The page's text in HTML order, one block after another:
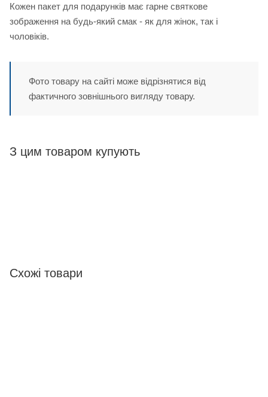
Кожен пакет для подарунків має гарне святкове
зображення на будь-який смак - як для жінок, так і
чоловіків.
Фото товару на сайті може відрізнятися від
фактичного зовнішнього вигляду товару.
З цим товаром купують
Схожі товари